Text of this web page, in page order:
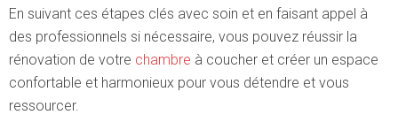
En suivant ces étapes clés avec soin et en faisant appel à
des professionnels si nécessaire, vous pouvez réussir la
rénovation de votre chambre à coucher et créer un espace
confortable et harmonieux pour vous détendre et vous
ressourcer.